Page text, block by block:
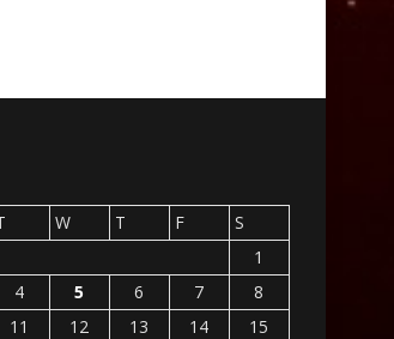
W T F
S
1
4 5 6 7
8
11 12 13 14 15